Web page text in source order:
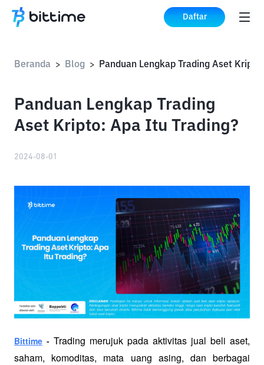
Daftar
Beranda > Blog >
Panduan Lengkap Trading
Aset Kripto: Apa Itu Trading?
2024-08-01
Bittime - Trading merujuk pada aktivitas jual beli aset,
saham, komoditas, mata uang asing, dan berbagai